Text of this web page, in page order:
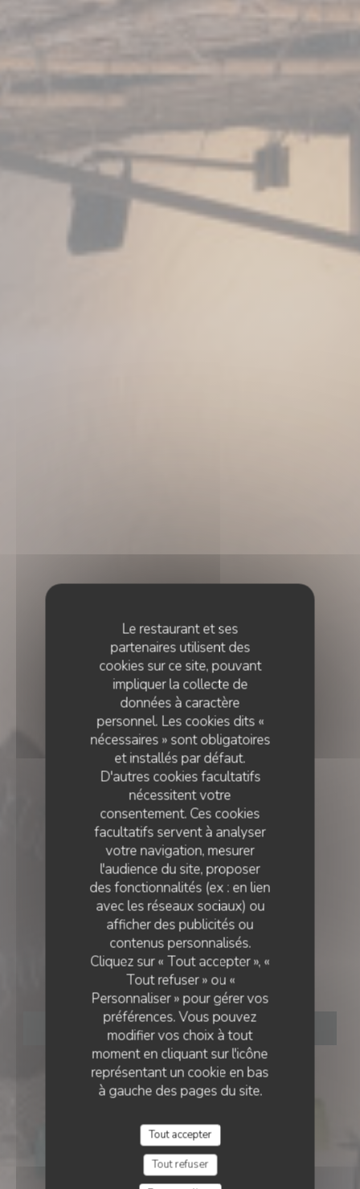
Le restaurant et ses
partenaires utilisent des
cookies sur ce site, pouvant
impliquer la collecte de
données à caractère
personnel. Les cookies dits «
nécessaires » sont obligatoires
et installés par défaut.
D'autres cookies facultatifs
nécessitent votre
consentement. Ces cookies
facultatifs servent à analyser
votre navigation, mesurer
l'audience du site, proposer
des fonctionnalités (ex : en lien
avec les réseaux sociaux) ou
afficher des publicités ou
contenus personnalisés.
Cliquez sur « Tout accepter », «
Tout refuser » ou «
Personnaliser » pour gérer vos
préférences. Vous pouvez
modifier vos choix à tout
moment en cliquant sur l'icône
représentant un cookie en bas
à gauche des pages du site.
Tout accepter
Tout refuser
RESTAURANT TRADITIONNEL
• AIGUES-MORTES
La Camargue
RÉSERVER
LA CAMARGUE